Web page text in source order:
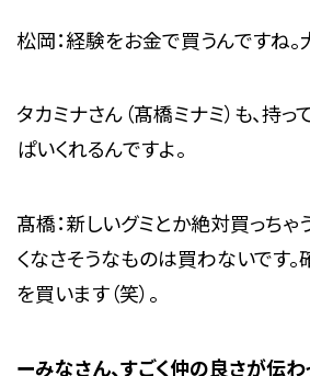
松岡：経験をお金で買うんですね。大
タカミナさん（髙橋ミナミ）も、持
ぱいくれるんですよ。
髙橋：新しいグミとか絶対買っちゃ
くなさそうなものは買わないです
を買います（笑）。
ーみなさん、すごく仲の良さが伝わ